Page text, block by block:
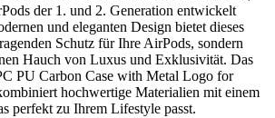
der 1. und 2. Generation entwickelt
und eleganten Design bietet dieses
Schutz für Ihre AirPods, sondern
Hauch von Luxus und Exklusivität. Das
PU Carbon Case with Metal Logo for
hochwertige Materialien mit einem
perfekt zu Ihrem Lifestyle passt.